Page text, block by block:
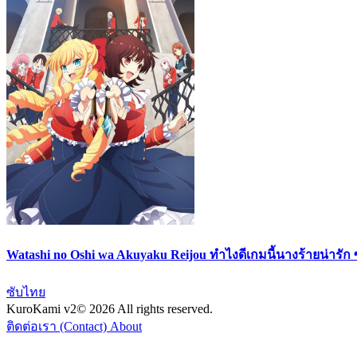
Watashi no Oshi wa Akuyaku Reijou ทำไงดีเกมนี้นางร้ายน่ารัก
ซับไทย
KuroKami v2© 2026 All rights reserved.
ติดต่อเรา (Contact) About